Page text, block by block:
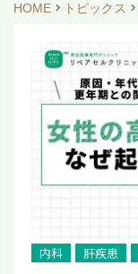
HOME トピックス
内科 肝疾患